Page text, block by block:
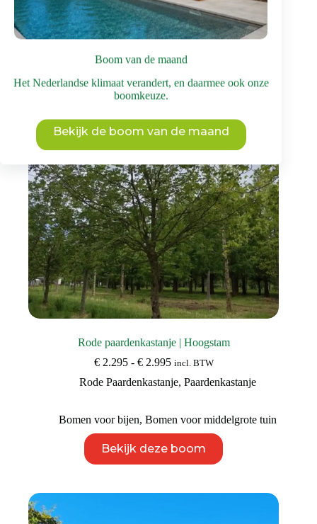
Boom van de maand
Het Nederlandse klimaat verandert, en daarmee ook onze
boomkeuze.
Bekijk de boom van de maand
Bekijk deze boom
Dit
product
heeft
variaties.
Deze
optie
kan
worden
de
productpagina
Rode paardenkastanje | Hoogstam
€2.295 - €2.995Prijsklasse:
tot
incl. BTW
Rode Paardenkastanje,Paardenkastanje
Bomen voor bijen,Bomen voor middelgrote tuin
Bekijk deze boom
product
heeft